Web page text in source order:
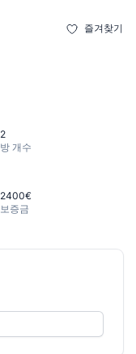
즐겨찾기
2
방 개수
2400€
보증금